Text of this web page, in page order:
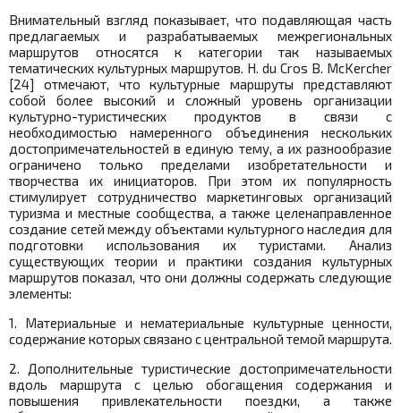
Внимательный взгляд показывает, что подавляющая часть
предлагаемых и разрабатываемых межрегиональных
маршрутов относятся к категории так называемых
тематических культурных маршрутов. H. du Cros B. McKercher
[24] отмечают, что культурные маршруты представляют
собой более высокий и сложный уровень организации
культурно-туристических продуктов в связи с
необходимостью намеренного объединения нескольких
достопримечательностей в единую тему, а их разнообразие
ограничено только пределами изобретательности и
творчества их инициаторов. При этом их популярность
стимулирует сотрудничество маркетинговых организаций
туризма и местные сообщества, а также целенаправленное
создание сетей между объектами культурного наследия для
подготовки использования их туристами. Анализ
существующих теории и практики создания культурных
маршрутов показал, что они должны содержать следующие
элементы:
1. Материальные и нематериальные культурные ценности,
содержание которых связано с центральной темой маршрута.
2. Дополнительные туристические достопримечательности
вдоль маршрута с целью обогащения содержания и
повышения привлекательности поездки, а также